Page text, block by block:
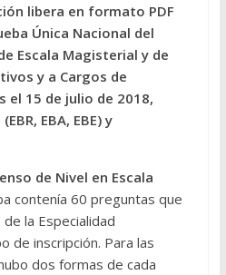
libera en formato PDF
Única Nacional del
Escala Magisterial y de
y a Cargos de
el 15 de julio de 2018,
EBA, EBE) y
de Nivel en Escala
contenía 60 preguntas que
la Especialidad
de inscripción. Para las
dos formas de cada